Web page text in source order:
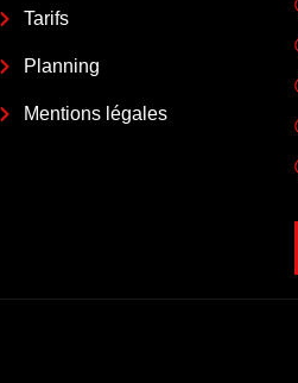
Tarifs
Planning
Mentions légales